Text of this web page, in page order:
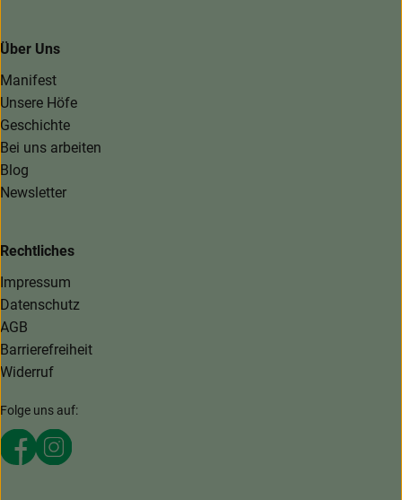
Über Uns
Manifest
Unsere Höfe
Geschichte
Bei uns arbeiten
Blog
Newsletter
Rechtliches
Impressum
Datenschutz
AGB
Barrierefreiheit
Widerruf
Folge uns auf:
Externer Link zu https://www.facebook.com/
Externer Link zu https://www.instagram.com/